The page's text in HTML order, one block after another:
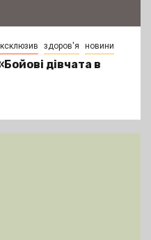
здоров'я новини
дівчата в